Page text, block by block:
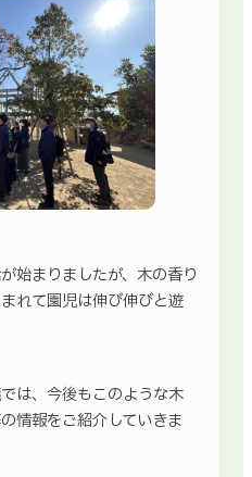
始まりましたが、木の香り
れて園児は伸び伸びと遊
は、今後もこのような木
情報をご紹介していきま